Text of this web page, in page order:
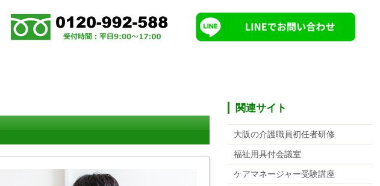
関連サイト
大阪の介護職員初任者研修
福祉用具付会議室
ケアマネージャー受験講座